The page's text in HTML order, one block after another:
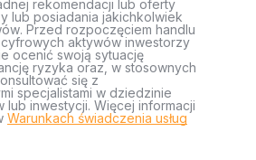
rekomendacji lub oferty
lub posiadania jakichkolwiek
Przed rozpoczęciem handlu
aktywów inwestorzy
ocenić swoją sytuację
ryzyka oraz, w stosownych
się z
specjalistami w dziedzinie
lub inwestycji. Więcej informacji
Warunkach świadczenia usług